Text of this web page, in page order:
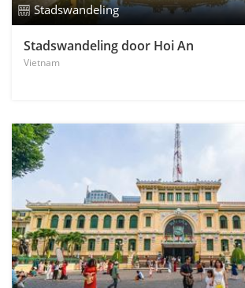
Stadswandeling
Stadswandeling door Hoi An
Vietnam